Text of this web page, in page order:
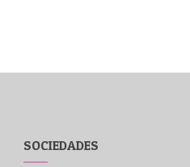
SOCIEDADES